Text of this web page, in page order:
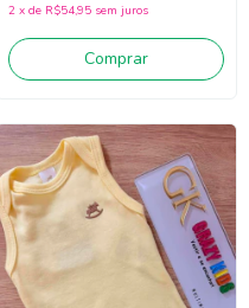
2 x de R$54,95 sem juros
Comprar